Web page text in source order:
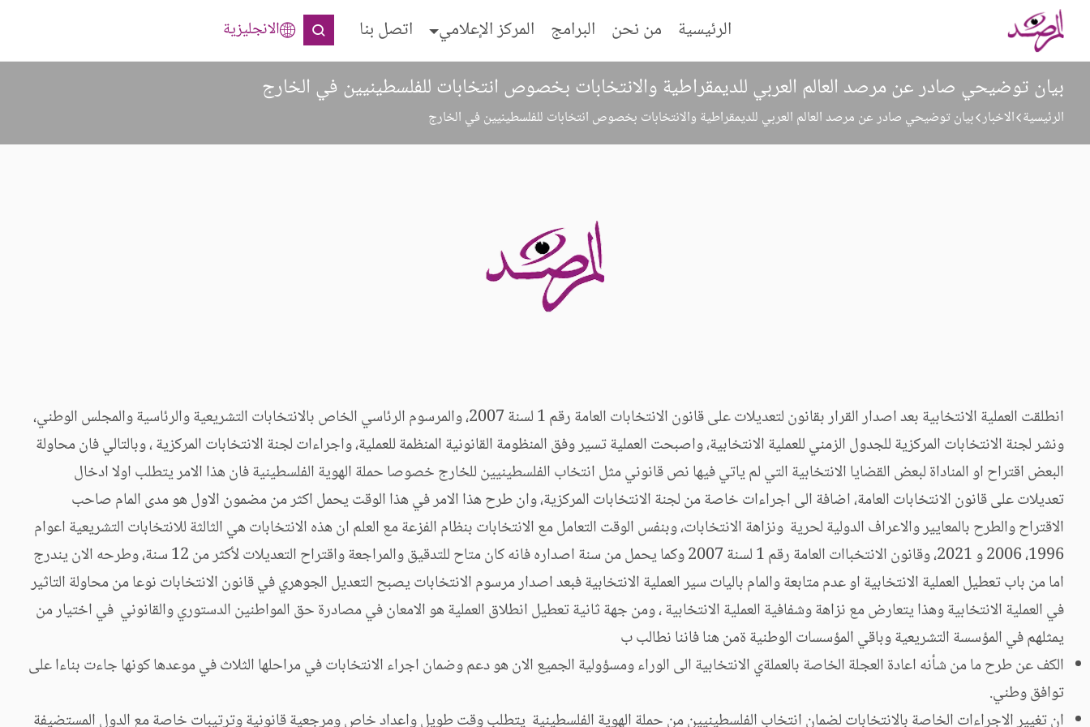
الرئيسية من نحن البرامج المركز الإعلامي اتصل بنا الانجليزية
بيان توضيحي صادر عن مرصد العالم العربي للديمقراطية والانتخابات بخصوص انتخابات للفلسطينيين في الخارج
الرئيسية الاخبار بيان توضيحي صادر عن مرصد العالم العربي للديمقراطية والانتخابات بخصوص انتخابات للفلسطينيين في الخارج
انطلقت العملية الانتخابية بعد اصدار القرار بقانون لتعديلات على قانون الانتخابات العامة رقم 1 لسنة 2007، والمرسوم الرئاسي الخاص بالانتخابات التشريعية والرئاسية والمجلس الوطني،
ونشر لجنة الانتخابات المركزية للجدول الزمني للعملية الانتخابية، واصبحت العملية تسير وفق المنظومة القانونية المنظمة للعملية، واجراءات لجنة الانتخابات المركزية ، وبالتالي فان محاولة
البعض اقتراح او المناداة لبعض القضايا الانتخابية التي لم ياتي فيها نص قانوني مثل انتخاب الفلسطينيين للخارج خصوصا حملة الهوية الفلسطينية فان هذا الامر يتطلب اولا ادخال
تعديلات على قانون الانتخابات العامة، اضافة الى اجراءات خاصة من لجنة الانتخابات المركزية، وان طرح هذا الامر في هذا الوقت يحمل اكثر من مضمون الاول هو مدى المام صاحب
الاقتراح والطرح بالمعايير والاعراف الدولية لحرية ونزاهة الانتخابات، وبنفس الوقت التعامل مع الانتخابات بنظام الفزعة مع العلم ان هذه الانتخابات هي الثالثة للانتخابات التشريعية اعوام
1996، 2006 و 2021، وقانون الانتخباات العامة رقم 1 لسنة 2007 وكما يحمل من سنة اصداره فانه كان متاح للتدقيق والمراجعة واقتراح التعديلات لأكثر من 12 سنة، وطرحه الان يندرج
اما من باب تعطيل العملية الانتخابية او عدم متابعة والمام باليات سير العملية الانتخابية فبعد اصدار مرسوم الانتخابات يصبح التعديل الجوهري في قانون الانتخابات نوعا من محاولة التاثير
في العملية الانتخابية وهذا يتعارض مع نزاهة وشفافية العملية الانتخابية ، ومن جهة ثانية تعطيل انطلاق العملية هو الامعان في مصادرة حق المواطنين الدستوري والقانوني في اختيار من
يمثلهم في المؤسسة التشريعية وباقي المؤسسات الوطنية ةمن هنا فاننا نطالب ب
الكف عن طرح ما من شأنه اعادة العجلة الخاصة بالعملةي الانتخابية الى الوراء ومسؤولية الجميع الان هو دعم وضمان اجراء الانتخابات في مراحلها الثلاث في موعدها كونها جاءت بناءا على
توافق وطني.
ان تغيير الاجراءات الخاصة بالانتخابات لضمان انتخاب الفلسطينيين من حملة الهوية الفلسطينية يتطلب وقت طويل واعداد خاص ومرجعية قانونية وترتيبات خاصة مع الدول المستضيفة